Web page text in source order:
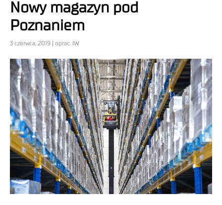
Nowy magazyn pod
Poznaniem
3 czerwca, 2019 | oprac. IW